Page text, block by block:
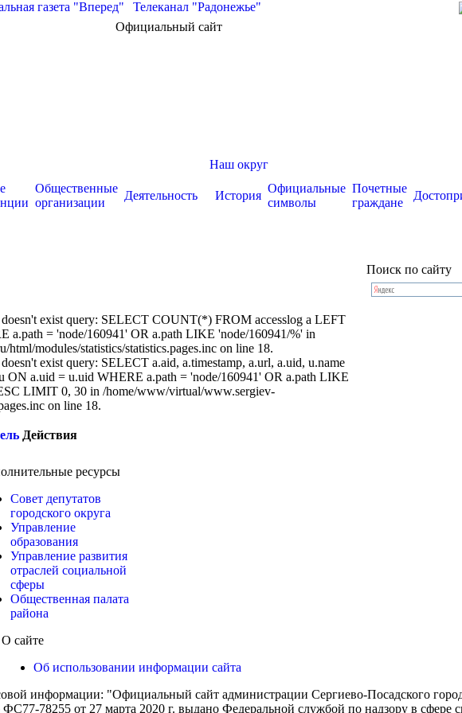
газета "Вперед"
Телеканал "Радонежье"
Официальный сайт
Общественные
организации
Деятельность
Наш округ
История
Официальные
символы
Почетные
граждане
doesn't exist query: SELECT COUNT(*) FROM accesslog a LEFT
a.path = 'node/160941' OR a.path LIKE 'node/160941/%' in
modules/statistics/statistics.pages.inc on line 18.
exist query: SELECT a.aid, a.timestamp, a.url, a.uid, u.name
ON a.uid = u.uid WHERE a.path = 'node/160941' OR a.path LIKE
LIMIT 0, 30 in /home/www/virtual/www.sergiev-
on line 18.
Действия
Поиск по сайту
ресурсы
Совет депутатов
городского округа
Управление
образования
Управление развития
отраслей социальной
сферы
Общественная палата
района
О сайте
Об использовании информации сайта
информации: "Официальный сайт администрации Сергиево-Посадского
78255 от 27 марта 2020 г. выдано Федеральной службой по надзору в сфере